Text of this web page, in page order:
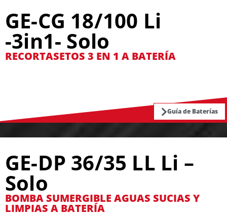
GE-CG 18/100 Li
-3in1- Solo
RECORTASETOS 3 EN 1 A BATERÍA
Guía de Baterías
GE-DP 36/35 LL Li –
Solo
BOMBA SUMERGIBLE AGUAS SUCIAS Y
LIMPIAS A BATERÍA